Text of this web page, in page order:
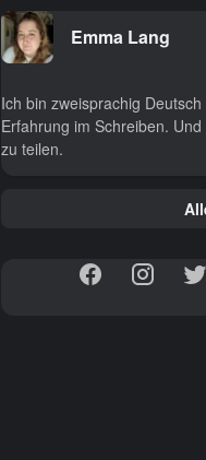
Emma Lang
Ich bin zweisprachig
Erfahrung im Schreiben.
zu teilen.